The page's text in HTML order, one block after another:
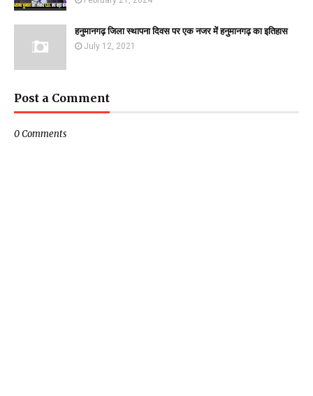
हनुमानगढ़ जिला स्थापना दिवस पर एक नजर में हनुमानगढ़ का इतिहास
July 12, 2021
Post a Comment
0 Comments